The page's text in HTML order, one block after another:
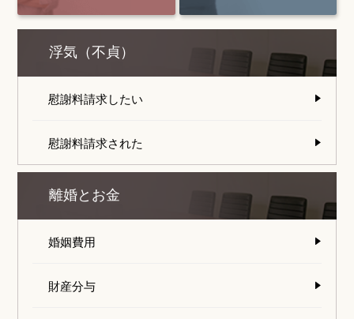
浮気（不貞）
慰謝料請求したい
慰謝料請求された
離婚とお金
婚姻費用
財産分与